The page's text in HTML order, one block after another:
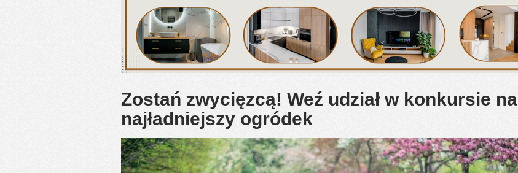
Zostań zwycięzcą! Weź udział w konkursie na
najładniejszy ogródek